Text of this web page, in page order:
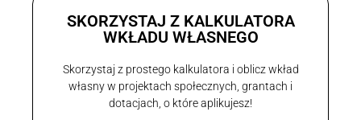
SKORZYSTAJ Z KALKULATORA
WKŁADU WŁASNEGO
Skorzystaj z prostego kalkulatora i oblicz wkład
własny w projektach społecznych, grantach i
dotacjach, o które aplikujesz!